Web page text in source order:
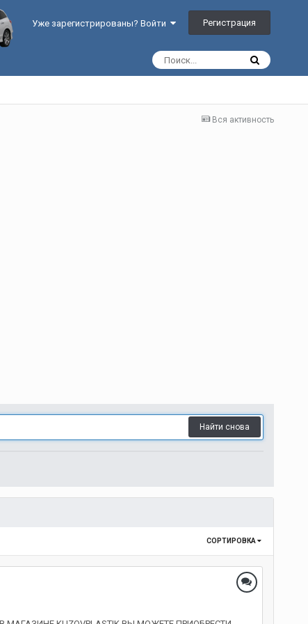
Уже зарегистрированы? Войти Регистрация
Вся активность
Найти снова
СОРТИРОВКА